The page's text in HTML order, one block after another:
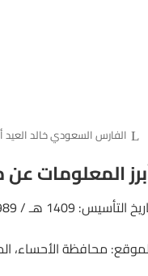
الفارس السعودي خالد
المعلومات
التأسيس: 1409 هـ / 1989 م.
محافظة الأحساء،